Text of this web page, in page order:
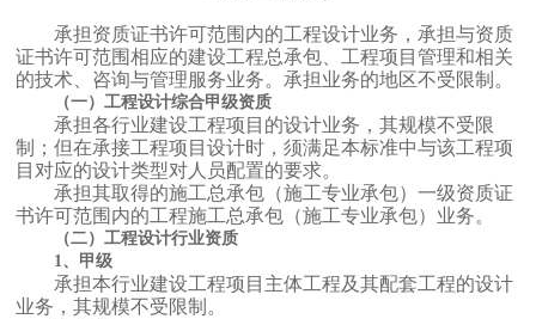
承担资质证书许可范围内的工程设计业务，承担与资质
证书许可范围相应的建设工程总承包、工程项目管理和相关
的技术、咨询与管理服务业务。承担业务的地区不受限制。
（一）工程设计综合甲级资质
承担各行业建设工程项目的设计业务，其规模不受限
制；但在承接工程项目设计时，须满足本标准中与该工程项
目对应的设计类型对人员配置的要求。
承担其取得的施工总承包（施工专业承包）一级资质证
书许可范围内的工程施工总承包（施工专业承包）业务。
（二）工程设计行业资质
1、甲级
承担本行业建设工程项目主体工程及其配套工程的设计
业务，其规模不受限制。